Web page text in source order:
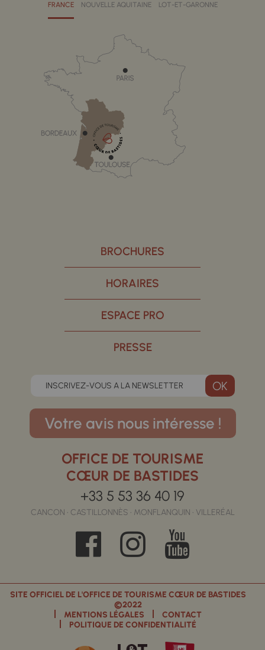
FRANCE NOUVELLE AQUITAINE LOT-ET-GARONNE
BROCHURES
HORAIRES
ESPACE PRO
PRESSE
INSCRIVEZ-VOUS A LA NEWSLETTER
Votre avis nous intéresse !
OFFICE DE TOURISME
CŒUR DE BASTIDES
+33 5 53 36 40 19
CANCON • CASTILLONNÈS • MONFLANQUIN • VILLERÉAL
SITE OFFICIEL DE L'OFFICE DE TOURISME CŒUR DE BASTIDES
©2022
MENTIONS LÉGALES
CONTACT
POLITIQUE DE CONFIDENTIALITÉ